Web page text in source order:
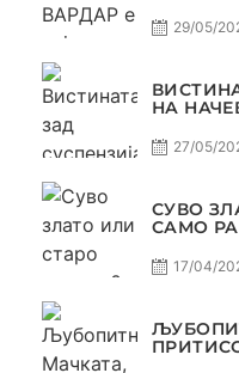
29/05/
НА
27/05/
СУВО
САМО
17/04/